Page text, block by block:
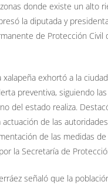
donde existe un alto
la diputada y
de Protección Civil
xalapeña exhortó a la
preventiva, siguiendo
del estado realiza.
de las
de las medidas
la Secretaría de
señaló que la